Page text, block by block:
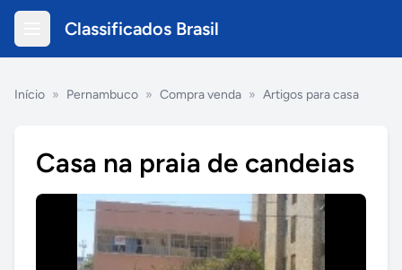
Classificados Brasil
Início » Pernambuco » Compra venda » Artigos para casa
Casa na praia de candeias